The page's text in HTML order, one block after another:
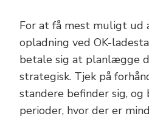
For at få mest muligt ud
opladning ved OK-
betale sig at planlægge
strategisk. Tjek på
standere befinder sig,
perioder, hvor der er